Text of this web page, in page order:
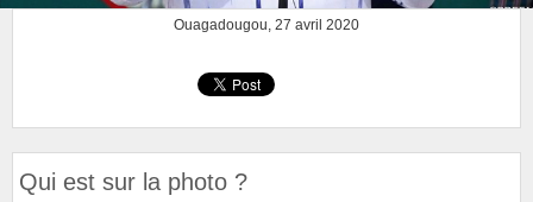
Ouagadougou, 27 avril 2020
Qui est sur la photo ?